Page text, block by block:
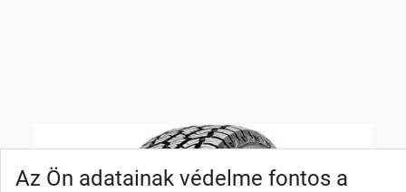
Az Ön adatainak védelme fontos a